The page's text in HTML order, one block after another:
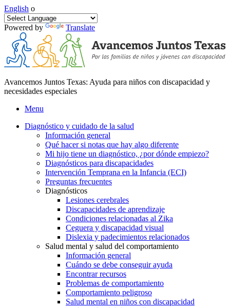
English o
Powered by Translate
Avancemos Juntos Texas: Ayuda para niños con discapacidad y
necesidades especiales
Menu
Diagnóstico y cuidado de la salud
Información general
Qué hacer si notas que hay algo diferente
Mi hijo tiene un diagnóstico, ¿por dónde empiezo?
Diagnósticos para discapacidades
Intervención Temprana en la Infancia (ECI)
Preguntas frecuentes
Diagnósticos
Lesiones cerebrales
Discapacidades de aprendizaje
Condiciones relacionadas al Zika
Ceguera y discapacidad visual
Dislexia y padecimientos relacionados
Salud mental y salud del comportamiento
Información general
Cuándo se debe conseguir ayuda
Encontrar recursos
Problemas de comportamiento
Comportamiento peligroso
Salud mental en niños con discapacidad